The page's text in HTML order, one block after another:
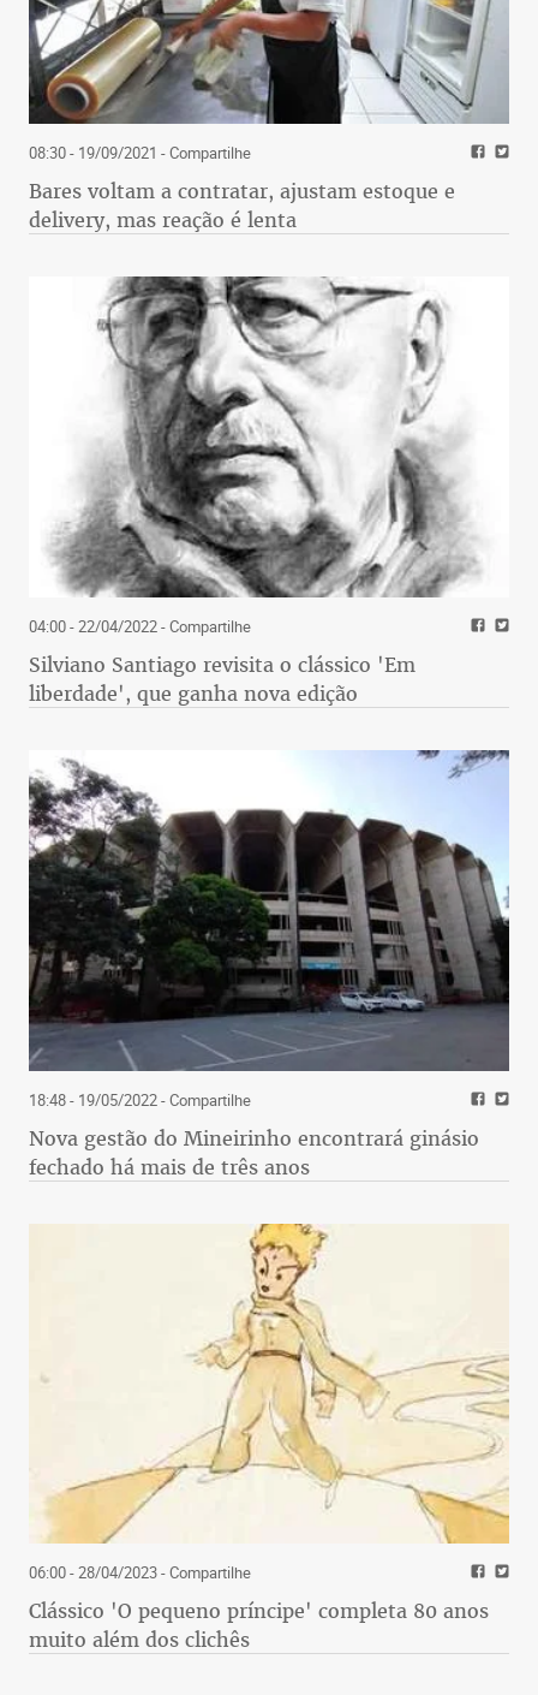
08:30 - 19/09/2021 - Compartilhe
Bares voltam a contratar, ajustam estoque e
delivery, mas reação é lenta
04:00 - 22/04/2022- Compartilhe
Silviano Santiago revisita o clássico 'Em
liberdade', que ganha nova edição
18:48 - 19/05/2022- Compartilhe
Nova gestão do Mineirinho encontrará ginásio
fechado há mais de três anos
06:00 - 28/04/2023- Compartilhe
Clássico 'O pequeno príncipe' completa 80 anos
muito além dos clichês